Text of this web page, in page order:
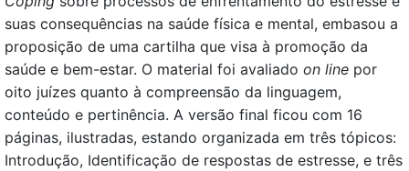
suas consequências na saúde física e mental, embasou a
proposição de uma cartilha que visa à promoção da
saúde e bem-estar. O material foi avaliado on line por
oito juízes quanto à compreensão da linguagem,
conteúdo e pertinência. A versão final ficou com 16
páginas, ilustradas, estando organizada em três tópicos:
Introdução, Identificação de respostas de estresse, e três